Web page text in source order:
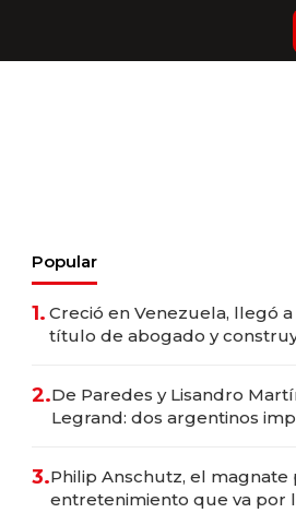
Popular
1. Creció en Venezuela, llegó
título de abogado y
2.De Paredes y Lisandro
Legrand: dos argentinos
3.Philip Anschutz, el
entretenimiento que va por